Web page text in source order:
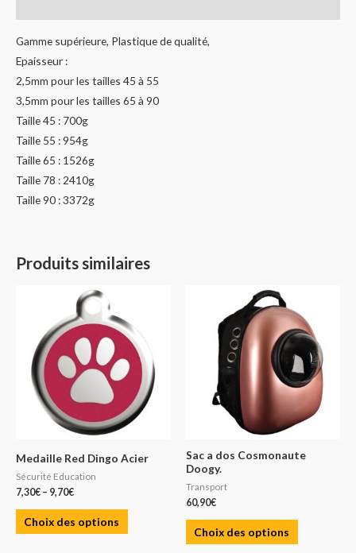
Gamme supérieure, Plastique de qualité,
Epaisseur :
2,5mm pour les tailles 45 à 55
3,5mm pour les tailles 65 à 90
Taille 45 : 700g
Taille 55 : 954g
Taille 65 : 1526g
Taille 78 : 2410g
Taille 90 : 3372g
Produits similaires
Medaille Red Dingo Acier
Sécurité Education
7,30€ – 9,70€
Choix des options
Sac a dos Cosmonaute
Doogy.
Transport
60,90€
Choix des options